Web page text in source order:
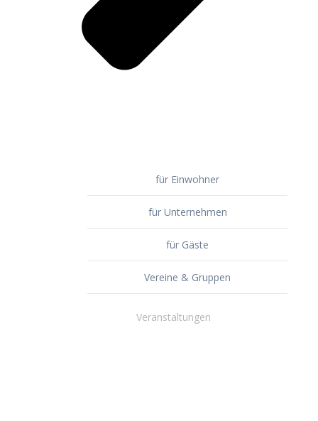
für Einwohner
für Unternehmen
für Gäste
Vereine & Gruppen
Veranstaltungen